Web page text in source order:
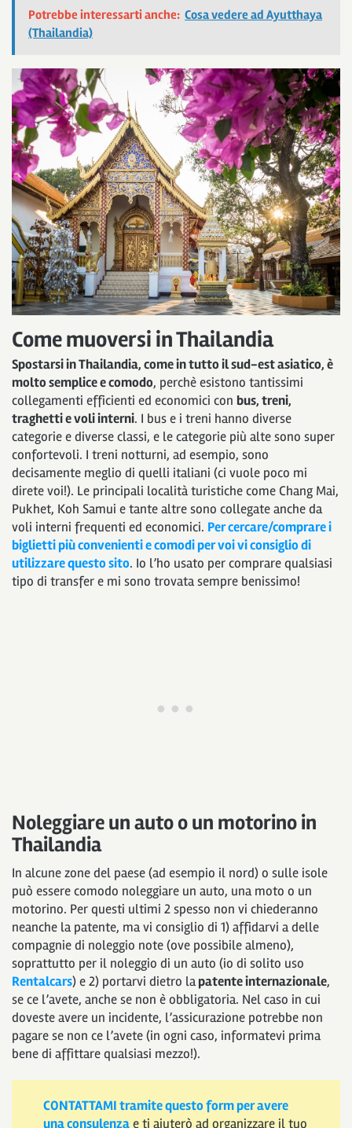
Potrebbe interessarti anche: Cosa vedere ad Ayutthaya
(Thailandia)
Come muoversi in Thailandia
Spostarsi in Thailandia, come in tutto il sud-est asiatico, è
molto semplice e comodo, perchè esistono tantissimi
collegamenti efficienti ed economici con bus, treni,
traghetti e voli interni. I bus e i treni hanno diverse
categorie e diverse classi, e le categorie più alte sono super
confortevoli. I treni notturni, ad esempio, sono
decisamente meglio di quelli italiani (ci vuole poco mi
direte voi!). Le principali località turistiche come Chang Mai,
Pukhet, Koh Samui e tante altre sono collegate anche da
voli interni frequenti ed economici. Per cercare/comprare i
biglietti più convenienti e comodi per voi vi consiglio di
utilizzare questo sito. Io l’ho usato per comprare qualsiasi
tipo di transfer e mi sono trovata sempre benissimo!
Noleggiare un auto o un motorino in
Thailandia
In alcune zone del paese (ad esempio il nord) o sulle isole
può essere comodo noleggiare un auto, una moto o un
motorino. Per questi ultimi 2 spesso non vi chiederanno
neanche la patente, ma vi consiglio di 1) affidarvi a delle
compagnie di noleggio note (ove possibile almeno),
soprattutto per il noleggio di un auto (io di solito uso
Rentalcars) e 2) portarvi dietro lapatente internazionale,
se ce l’avete, anche se non è obbligatoria. Nel caso in cui
doveste avere un incidente, l’assicurazione potrebbe non
pagare se non ce l’avete (in ogni caso, informatevi prima
bene di affittare qualsiasi mezzo!).
CONTATTAMI tramite questo form per avere
una consulenzae ti aiuterò ad organizzare il tuo